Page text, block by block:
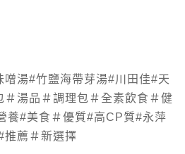
湯#竹鹽海帶芽湯#川田佳#天
湯品＃調理包＃全素飲食＃健
養#美食＃優質#高CP質#永萍
推薦＃新選擇